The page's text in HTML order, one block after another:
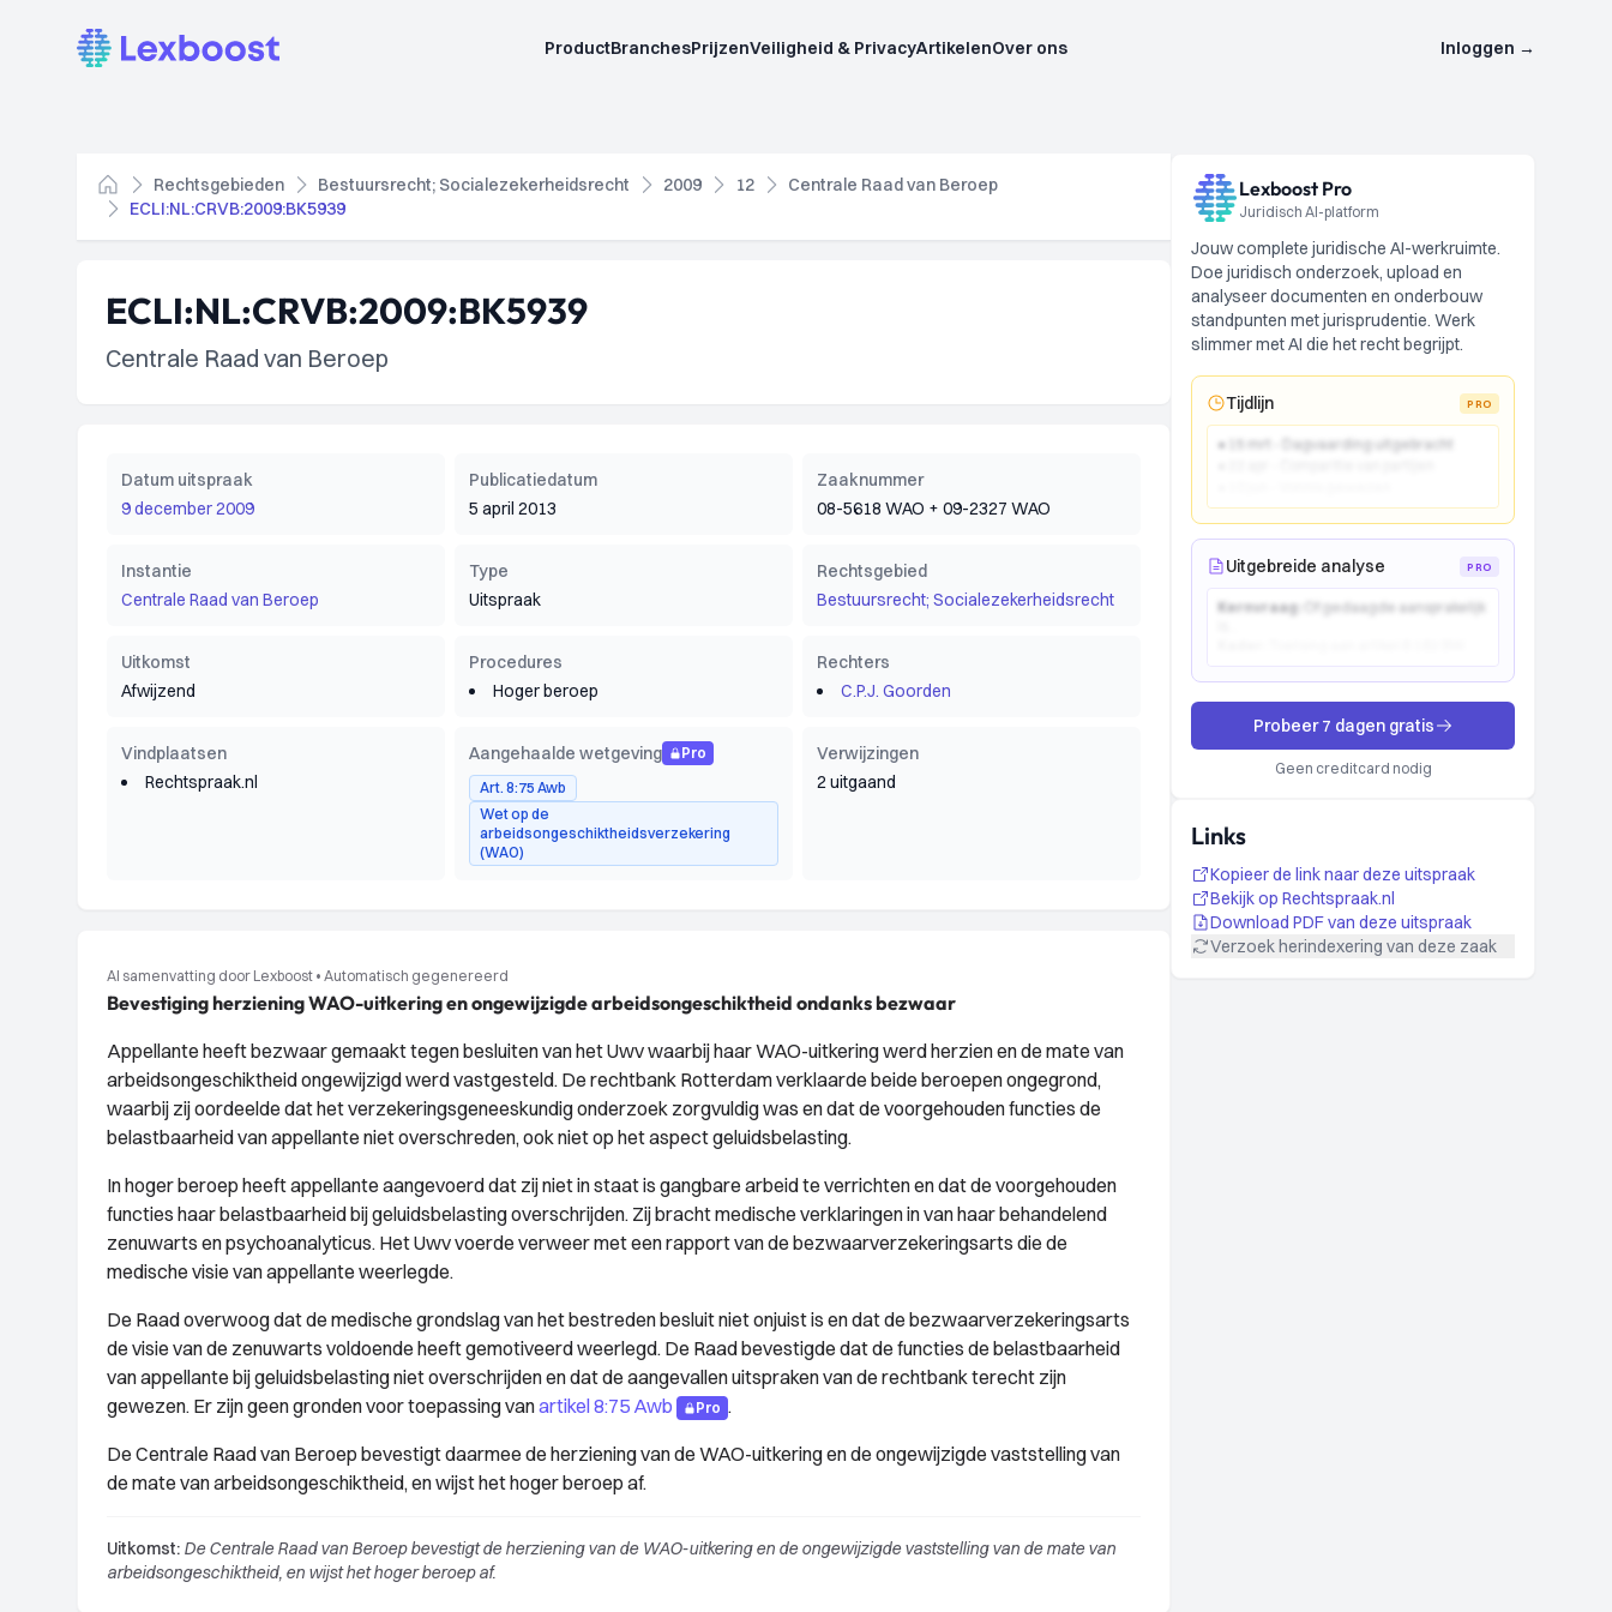
Lexboost ProductBranchesPrijzenVeiligheid & PrivacyArtikelenOver ons Inloggen →
Home
Rechtsgebieden Bestuursrecht; Socialezekerheidsrecht 2009 12
Centrale Raad van Beroep
ECLI:NL:CRVB:2009:BK5939
ECLI:NL:CRVB:2009:BK5939
Centrale Raad van Beroep
Datum uitspraak
9 december 2009
Publicatiedatum
5 april 2013
Zaaknummer
08-5618 WAO + 09-2327 WAO
Instantie
Centrale Raad van Beroep
Type
Uitspraak
Rechtsgebied
Bestuursrecht; Socialezekerheidsrecht
Uitkomst
Afwijzend
Procedures
Hoger beroep
Rechters
C.P.J. Goorden
Vindplaatsen
Rechtspraak.nl
Aangehaalde wetgeving
Pro
Art. 8:75 Awb
Wet op de
arbeidsongeschiktheidsverzekering
(WAO)
Verwijzingen
2 uitgaand
AI samenvatting door Lexboost • Automatisch gegenereerd
Bevestiging herziening WAO-uitkering en ongewijzigde arbeidsongeschiktheid ondanks bezwaar
Appellante heeft bezwaar gemaakt tegen besluiten van het Uwv waarbij haar WAO-uitkering werd herzien en de mate van
arbeidsongeschiktheid ongewijzigd werd vastgesteld. De rechtbank Rotterdam verklaarde beide beroepen ongegrond,
waarbij zij oordeelde dat het verzekeringsgeneeskundig onderzoek zorgvuldig was en dat de voorgehouden functies de
belastbaarheid van appellante niet overschreden, ook niet op het aspect geluidsbelasting.
In hoger beroep heeft appellante aangevoerd dat zij niet in staat is gangbare arbeid te verrichten en dat de voorgehouden
functies haar belastbaarheid bij geluidsbelasting overschrijden. Zij bracht medische verklaringen in van haar behandelend
zenuwarts en psychoanalyticus. Het Uwv voerde verweer met een rapport van de bezwaarverzekeringsarts die de
medische visie van appellante weerlegde.
De Raad overwoog dat de medische grondslag van het bestreden besluit niet onjuist is en dat de bezwaarverzekeringsarts
de visie van de zenuwarts voldoende heeft gemotiveerd weerlegd. De Raad bevestigde dat de functies de belastbaarheid
van appellante bij geluidsbelasting niet overschrijden en dat de aangevallen uitspraken van de rechtbank terecht zijn
gewezen. Er zijn geen gronden voor toepassing vanartikel 8:75 Awb Pro .
De Centrale Raad van Beroep bevestigt daarmee de herziening van de WAO-uitkering en de ongewijzigde vaststelling van
de mate van arbeidsongeschiktheid, en wijst het hoger beroep af.
Uitkomst: De Centrale Raad van Beroep bevestigt de herziening van de WAO-uitkering en de ongewijzigde vaststelling van de mate van
arbeidsongeschiktheid, en wijst het hoger beroep af.
Lexboost Pro
Juridisch AI-platform
Jouw complete juridische AI-werkruimte.
Doe juridisch onderzoek, upload en
analyseer documenten en onderbouw
standpunten met jurisprudentie. Werk
slimmer met AI die het recht begrijpt.
Tijdlijn PRO
● 15 mrt - Dagvaarding uitgebracht
Uitgebreide analyse PRO
Kernvraag:
Of gedaagde aansprakelijk
Probeer 7 dagen gratis
Geen creditcard nodig
Links
Kopieer de link naar deze uitspraak
Bekijk op Rechtspraak.nl
Download PDF van deze uitspraak
Verzoek herindexering van deze zaak